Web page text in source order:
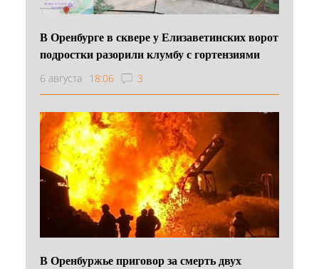
В Оренбурге в сквере у Елизаветинских ворот
подростки разорили клумбу с гортензиями
6 августа 18:06 3
В Оренбуржье приговор за смерть двух